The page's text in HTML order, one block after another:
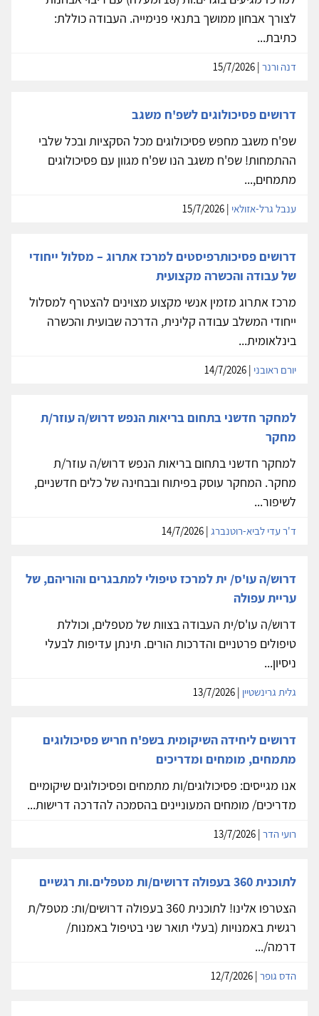
לצורך אבחון ממושך בתנאי פנימייה. העבודה כוללת:
כתיבת...
דנה ורנר
דרושים פסיכולוגים לשפ'ח משגב
שפ'ח משגב מחפש פסיכולוגים מכל הסקציות ובכל שלבי
ההתמחות! שפ'ח משגב הנו שפ'ח מגוון עם פסיכולוגים
מתמחים,...
ענבל גרל-אזולאי
דרושים פסיכותרפיסטים למרכז אתרוג – מסלול ייחודי
של עבודה והכשרה מקצועית
מרכז אתרוג מזמין אנשי מקצוע מצוינים להצטרף למסלול
ייחודי המשלב עבודה קלינית, הדרכה שבועית והכשרה
בינלאומית...
יורם ראובני
למחקר חדשני בתחום בריאות הנפש דרוש/ה עוזר/ת
מחקר
למחקר חדשני בתחום בריאות הנפש דרוש/ה עוזר/ת
מחקר. המחקר עוסק בפיתוח ובבחינה של כלים חדשניים,
לשיפור...
ד'ר עדי לביא-רוטנברג
דרוש/ה עו'ס/ ית למרכז טיפולי למתבגרים והוריהם, של
עריית עפולה
דרוש/ה עו'ס/ית העבודה בצוות של מטפלים, וכוללת
טיפולים פרטניים והדרכות הורים. תינתן עדיפות לבעלי
ניסיון...
גלית גרינשטיין
דרושים ליחידה השיקומית בשפ'ח חריש פסיכולוגים
מתמחים, מומחים ומדריכים
אנו מגייסים: פסיכולוגים/ות מתמחים ופסיכולוגים שיקומיים
מדריכים/ מומחים המעוניינים בהסמכה להדרכה דרישות...
רועי הדר
לתוכנית 360 בעפולה דרושים/ות מטפלים.ות רגשיים
הצטרפו אלינו! לתוכנית 360 בעפולה דרושים/ות: מטפל/ת
רגשית באמנויות (בעלי תואר שני בטיפול באמנות/
דרמה/...
הדס גופר